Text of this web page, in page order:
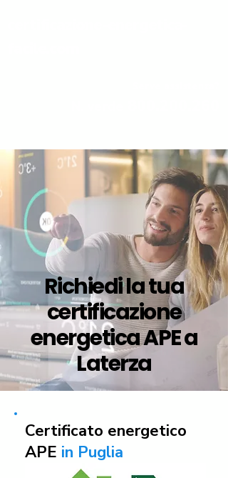
Richiedi la tua
certificazione
energetica APE a
Laterza
Certificato energetico
APE in Puglia